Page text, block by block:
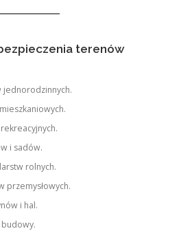
terenów
i sadów.
rolnych.
przemysłowych.
i hal.